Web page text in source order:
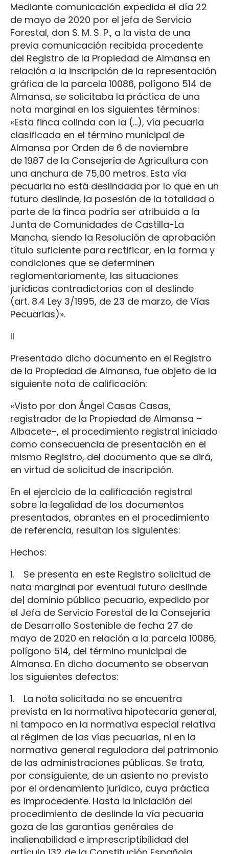
Mediante comunicación expedida el día 22
de mayo de 2020 por el jefa de Servicio
Forestal, don S. M. S. P., a la vista de una
previa comunicación recibida procedente
del Registro de la Propiedad de Almansa en
relación a la inscripción de la representación
gráfica de la parcela 10086, polígono 514 de
Almansa, se solicitaba la práctica de una
nota marginal en los siguientes términos:
«Esta finca colinda con la (…), vía pecuaria
clasificada en el término municipal de
Almansa por Orden de 6 de noviembre
de 1987 de la Consejería de Agricultura con
una anchura de 75,00 metros. Esta vía
pecuaria no está deslindada por lo que en un
futuro deslinde, la posesión de la totalidad o
parte de la finca podría ser atribuida a la
Junta de Comunidades de Castilla-La
Mancha, siendo la Resolución de aprobación
título suficiente para rectificar, en la forma y
condiciones que se determinen
reglamentariamente, las situaciones
jurídicas contradictorias con el deslinde
(art. 8.4 Ley 3/1995, de 23 de marzo, de Vías
Pecuarias)».
II
Presentado dicho documento en el Registro
de la Propiedad de Almansa, fue objeto de la
siguiente nota de calificación:
«Visto por don Ángel Casas Casas,
registrador de la Propiedad de Almansa –
Albacete–, el procedimiento registral iniciado
como consecuencia de presentación en el
mismo Registro, del documento que se dirá,
en virtud de solicitud de inscripción.
En el ejercicio de la calificación registral
sobre la legalidad de los documentos
presentados, obrantes en el procedimiento
de referencia, resultan los siguientes:
Hechos:
1. Se presenta en este Registro solicitud de
nata marginal por eventual futuro deslinde
de| dominio público pecuario, expedido por
el Jefa de Servicio Forestal de la Consejería
de Desarrollo Sostenible de fecha 27 de
mayo de 2020 en relación a la parcela 10086,
polígono 514, del término municipal de
Almansa. En dicho documento se observan
los siguientes defectos:
1. La nota solicitada no se encuentra
prevista en la normativa hipotecaria general,
ni tampoco en la normativa especial relativa
al régimen de las vías pecuarias, ni en la
normativa general reguladora del patrimonio
de las administraciones públicas. Se trata,
por consiguiente, de un asiento no previsto
por el ordenamiento jurídico, cuya práctica
es improcedente. Hasta la iniciación del
procedimiento de deslinde la vía pecuaria
goza de las garantías genérales de
inalienabilidad e imprescriptibilidad del